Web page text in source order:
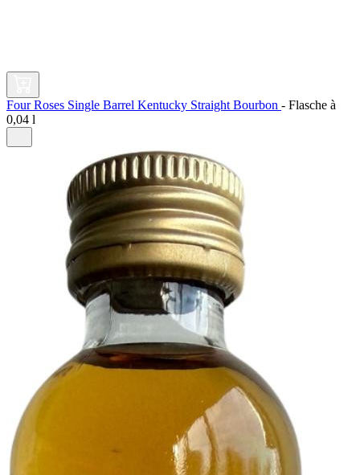
Four Roses Single Barrel Kentucky Straight Bourbon - Flasche à
0,04 l